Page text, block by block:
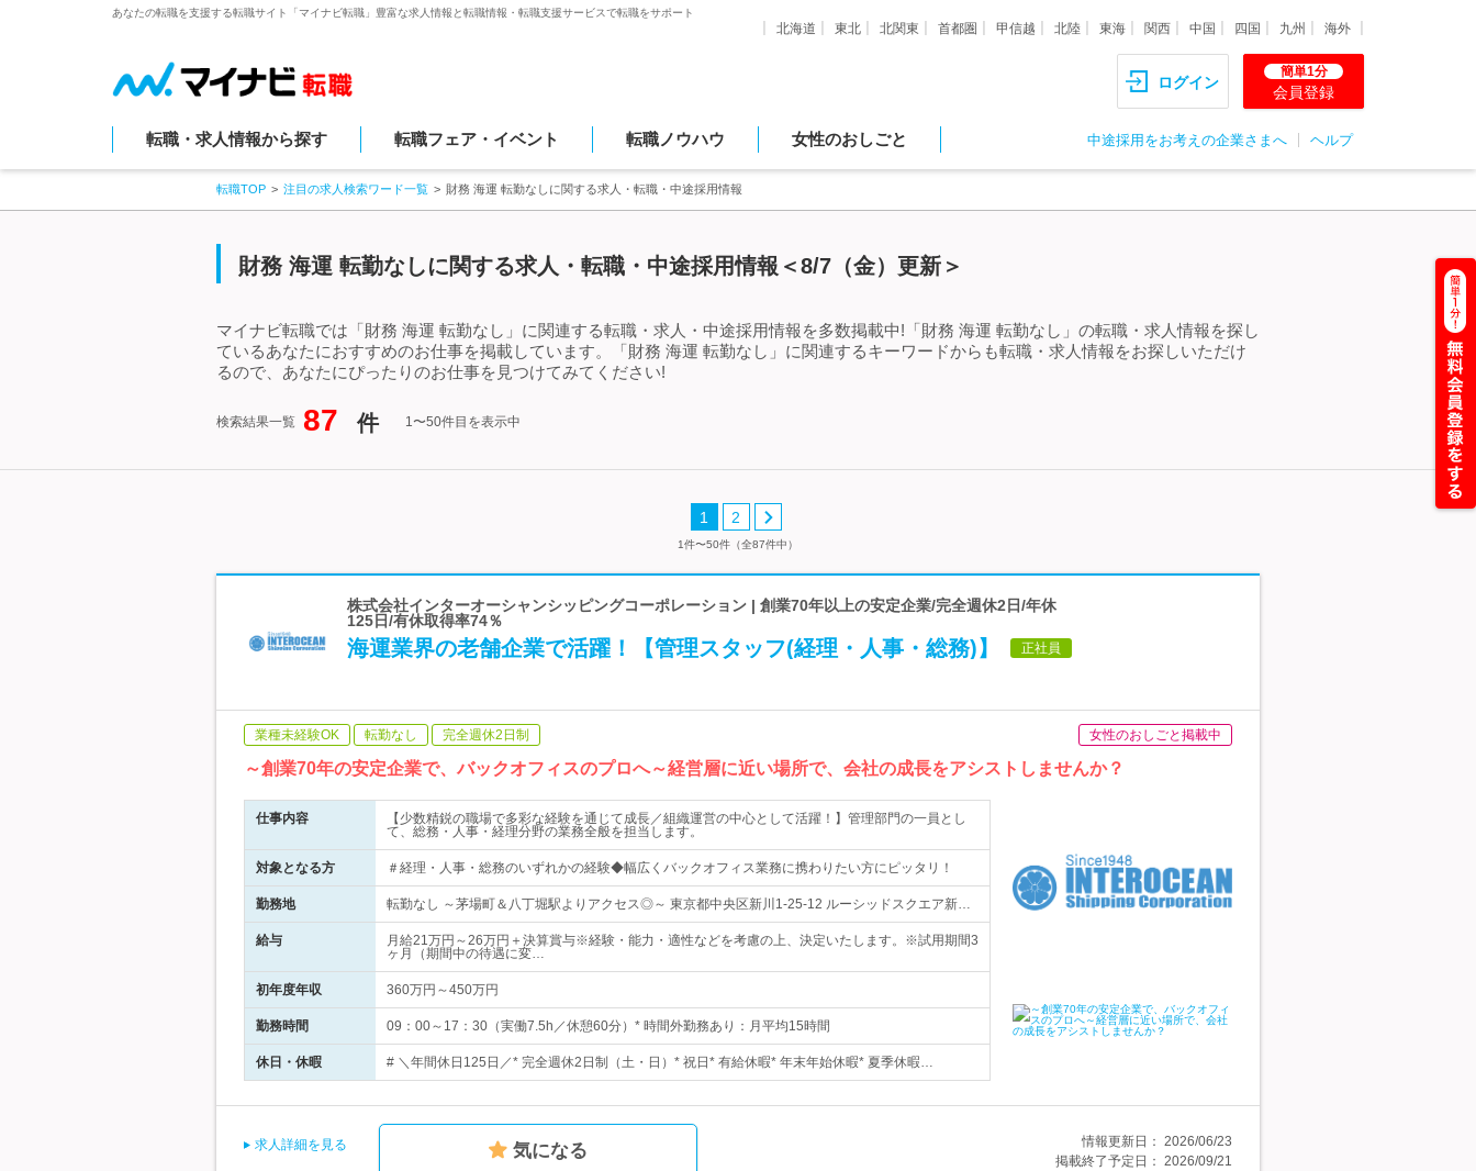
あなたの転職を支援する転職サイト「マイナビ転職」豊富な求人情報と転職情報・転職支援サービスで転職をサポート
北海道 東北 北関東 首都圏 甲信越 北陸 東海 関西 中国 四国 九州 海外
ログイン
簡単1分
会員登録
転職・求人情報から探す 転職フェア・イベント 転職ノウハウ 女性のおしごと 中途採用をお考えの企業さまへ ヘルプ
転職TOP 注目の求人検索ワード一覧 財務 海運 転勤なしに関する求人・転職・中途採用情報
財務 海運 転勤なしに関する求人・転職・中途採用情報＜8/7（金）更新＞
マイナビ転職では「財務 海運 転勤なし」に関連する転職・求人・中途採用情報を多数掲載中!「財務 海運 転勤なし」の転職・求人情報を探し
ているあなたにおすすめのお仕事を掲載しています。「財務 海運 転勤なし」に関連するキーワードからも転職・求人情報をお探しいただけ
るので、あなたにぴったりのお仕事を見つけてみてください!
検索結果一覧 87 件 1〜50件目を表示中
1 2
1件〜50件（全87件中）
株式会社インターオーシャンシッピングコーポレーション | 創業70年以上の安定企業/完全週休2日/年休
125日/有休取得率74％
海運業界の老舗企業で活躍！【管理スタッフ(経理・人事・総務)】 正社員
業種未経験OK 転勤なし 完全週休2日制 女性のおしごと掲載中
～創業70年の安定企業で、バックオフィスのプロへ～経営層に近い場所で、会社の成長をアシストしませんか？
仕事内容
【少数精鋭の職場で多彩な経験を通じて成長／組織運営の中心として活躍！】管理部門の一員とし
て、総務・人事・経理分野の業務全般を担当します。
対象となる方 ＃経理・人事・総務のいずれかの経験◆幅広くバックオフィス業務に携わりたい方にピッタリ！
勤務地 転勤なし ～茅場町＆八丁堀駅よりアクセス◎～ 東京都中央区新川1-25-12 ルーシッドスクエア新…
給与
月給21万円～26万円＋決算賞与※経験・能力・適性などを考慮の上、決定いたします。※試用期間3
ヶ月（期間中の待遇に変…
初年度年収 360万円～450万円
勤務時間 09：00～17：30（実働7.5h／休憩60分）* 時間外勤務あり：月平均15時間
休日・休暇 # ＼年間休日125日／* 完全週休2日制（土・日）* 祝日* 有給休暇* 年末年始休暇* 夏季休暇…
求人詳細を見る 気になる 情報更新日： 2026/06/23
掲載終了予定日： 2026/09/21